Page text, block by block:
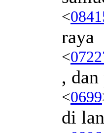
<
raya
<
,
<0699
di